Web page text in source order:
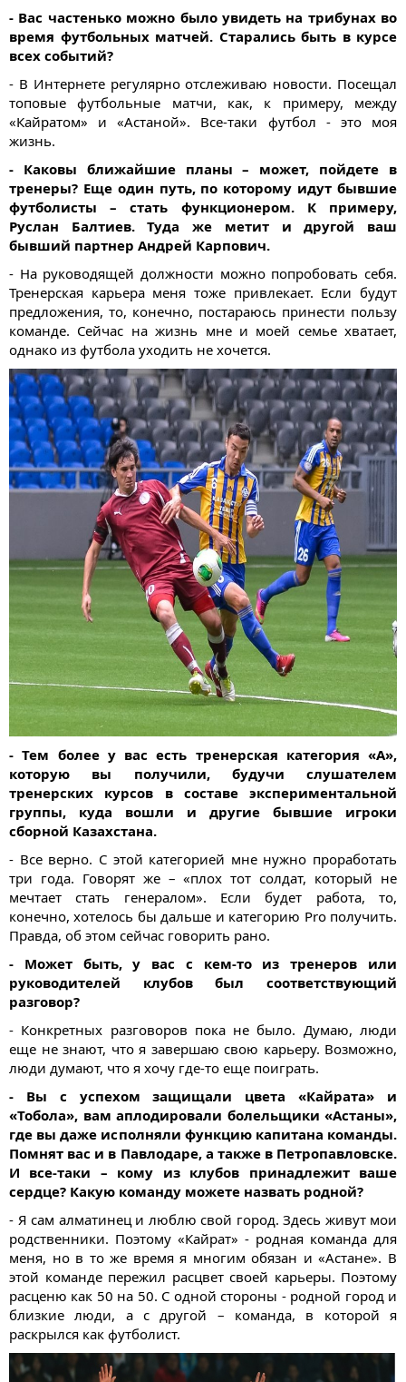
- Вас частенько можно было увидеть на трибунах во
время футбольных матчей. Старались быть в курсе
всех событий?
- В Интернете регулярно отслеживаю новости. Посещал
топовые футбольные матчи, как, к примеру, между
«Кайратом» и «Астаной». Все-таки футбол - это моя
жизнь.
- Каковы ближайшие планы – может, пойдете в
тренеры? Еще один путь, по которому идут бывшие
футболисты – стать функционером. К примеру,
Руслан Балтиев. Туда же метит и другой ваш
бывший партнер Андрей Карпович.
- На руководящей должности можно попробовать себя.
Тренерская карьера меня тоже привлекает. Если будут
предложения, то, конечно, постараюсь принести пользу
команде. Сейчас на жизнь мне и моей семье хватает,
однако из футбола уходить не хочется.
- Тем более у вас есть тренерская категория «А»,
которую вы получили, будучи слушателем
тренерских курсов в составе экспериментальной
группы, куда вошли и другие бывшие игроки
сборной Казахстана.
- Все верно. С этой категорией мне нужно проработать
три года. Говорят же – «плох тот солдат, который не
мечтает стать генералом». Если будет работа, то,
конечно, хотелось бы дальше и категорию Pro получить.
Правда, об этом сейчас говорить рано.
- Может быть, у вас с кем-то из тренеров или
руководителей клубов был соответствующий
разговор?
- Конкретных разговоров пока не было. Думаю, люди
еще не знают, что я завершаю свою карьеру. Возможно,
люди думают, что я хочу где-то еще поиграть.
- Вы с успехом защищали цвета «Кайрата» и
«Тобола», вам аплодировали болельщики «Астаны»,
где вы даже исполняли функцию капитана команды.
Помнят вас и в Павлодаре, а также в Петропавловске.
И все-таки – кому из клубов принадлежит ваше
сердце? Какую команду можете назвать родной?
- Я сам алматинец и люблю свой город. Здесь живут мои
родственники. Поэтому «Кайрат» - родная команда для
меня, но в то же время я многим обязан и «Астане». В
этой команде пережил расцвет своей карьеры. Поэтому
расценю как 50 на 50. С одной стороны - родной город и
близкие люди, а с другой – команда, в которой я
раскрылся как футболист.